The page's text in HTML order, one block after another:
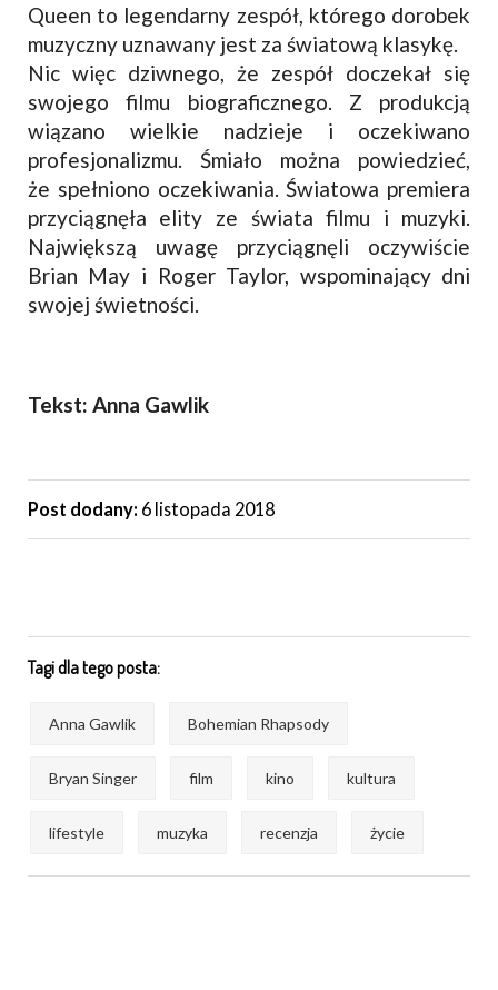
Queen to legendarny zespół, którego dorobek
muzyczny uznawany jest za światową klasykę.
Nic więc dziwnego, że zespół doczekał się
swojego filmu biograficznego. Z produkcją
wiązano wielkie nadzieje i oczekiwano
profesjonalizmu. Śmiało można powiedzieć,
że spełniono oczekiwania. Światowa premiera
przyciągnęła elity ze świata filmu i muzyki.
Największą uwagę przyciągnęli oczywiście
Brian May i Roger Taylor, wspominający dni
swojej świetności.
Tekst: Anna Gawlik
Post dodany: 6 listopada 2018
Tagi dla tego posta:
Anna Gawlik Bohemian Rhapsody
Bryan Singer film kino kultura
lifestyle muzyka recenzja życie